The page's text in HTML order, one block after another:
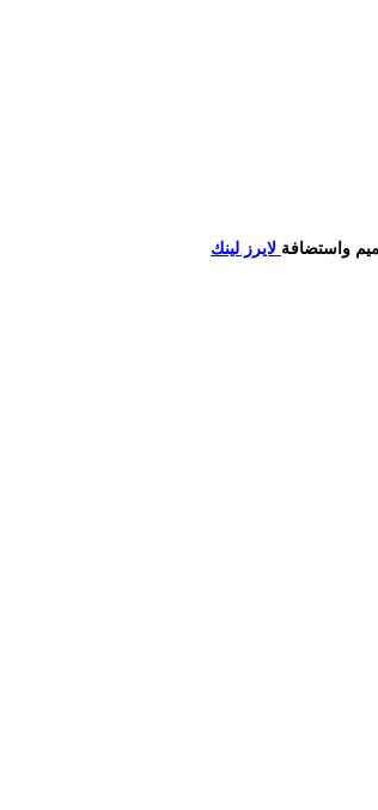
واستضافة لايرز لينك